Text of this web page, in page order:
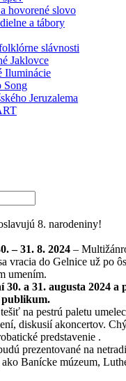
hovorené slovo
a tábory
slávnosti
Jaklovce
Iluminácie
Song
Jeruzalema
8. narodeniny!
– 31. 8. 2024 –
vracia do Gelnice už po
umením.
30. a 31. augusta 2024 a
na pestrú paletu
diskusií akoncertov.
predstavenie .
prezentované na
Banícke múzeum,